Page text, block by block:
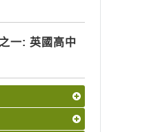
一: 英國高中